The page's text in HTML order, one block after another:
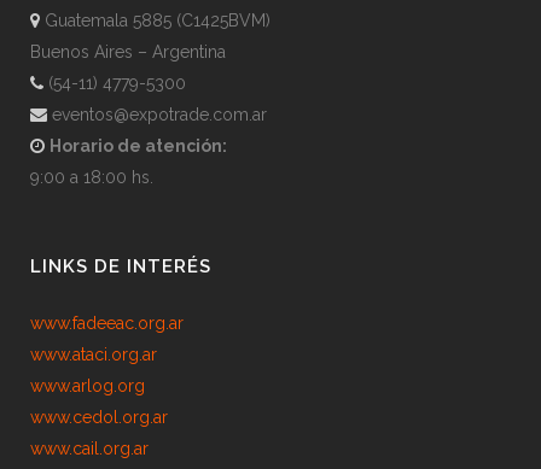
Guatemala 5885 (C1425BVM)
Buenos Aires – Argentina
(54-11) 4779-5300
eventos@expotrade.com.ar
Horario de atención:
9:00 a 18:00 hs.
LINKS DE INTERÉS
www.fadeeac.org.ar
www.ataci.org.ar
www.arlog.org
www.cedol.org.ar
www.cail.org.ar